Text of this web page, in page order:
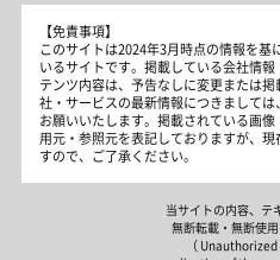
【免責事項】
このサイトは2024年3月時点の情報を
いるサイトです。掲載している会社情
テンツ内容は、予告なしに変更または
社・サービスの最新情報につきまして
お願いいたします。掲載されている画
用元・参照元を表記しておりますが、
すので、ご了承ください。
当サイトの内容、テ
無断転載・無断使
（